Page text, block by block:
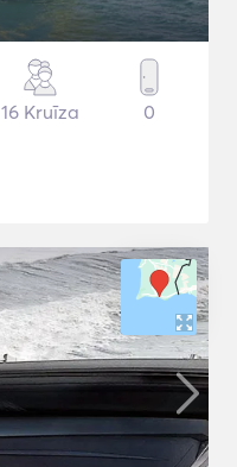
16 Kruīza 0